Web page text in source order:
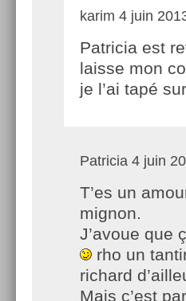
karim 4 juin
Patricia est
laisse mon
je l’ai tapé
Patricia 4 juin
T’es un
mignon.
J’avoue que
rho un
richard
Mais c’est